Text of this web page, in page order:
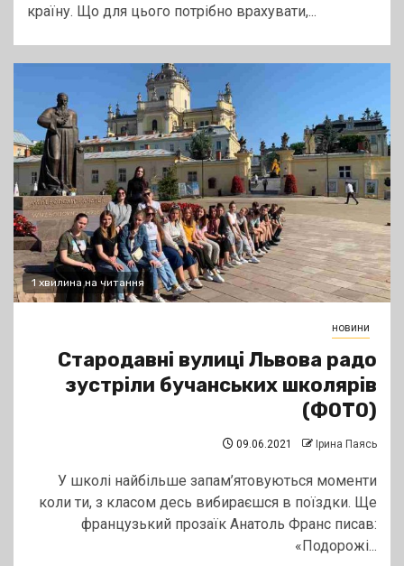
країну. Що для цього потрібно врахувати,...
1 хвилина на читання
новини
Стародавні вулиці Львова радо
зустріли бучанських школярів
(ФОТО)
09.06.2021 Ірина Паясь
У школі найбільше запам’ятовуються моменти
коли ти, з класом десь вибираєшся в поїздки. Ще
французький прозаїк Анатоль Франс писав:
«Подорожі...